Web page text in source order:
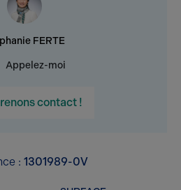
FERTE
Appelez-moi
contact !
: 1301989-0V